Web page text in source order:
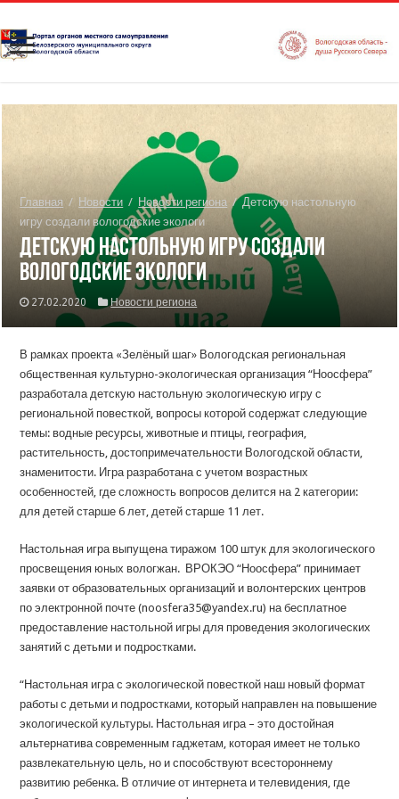
Главная / Новости / Новости региона / Детскую настольную
игру создали вологодские экологи
Детскую настольную игру создали
вологодские экологи
27.02.2020 Новости региона
В рамках проекта «Зелёный шаг» Вологодская региональная
общественная культурно-экологическая организация “Ноосфера”
разработала детскую настольную экологическую игру с
региональной повесткой, вопросы которой содержат следующие
темы: водные ресурсы, животные и птицы, география,
растительность, достопримечательности Вологодской области,
знаменитости. Игра разработана с учетом возрастных
особенностей, где сложность вопросов делится на 2 категории:
для детей старше 6 лет, детей старше 11 лет.
Настольная игра выпущена тиражом 100 штук для экологического
просвещения юных вологжан. ВРОКЭО “Ноосфера” принимает
заявки от образовательных организаций и волонтерских центров
по электронной почте (noosfera35@yandex.ru) на бесплатное
предоставление настольной игры для проведения экологических
занятий с детьми и подростками.
“Настольная игра с экологической повесткой наш новый формат
работы с детьми и подростками, который направлен на повышение
экологической культуры. Настольная игра – это достойная
альтернатива современным гаджетам, которая имеет не только
развлекательную цель, но и способствуют всестороннему
развитию ребенка. В отличие от интернета и телевидения, где